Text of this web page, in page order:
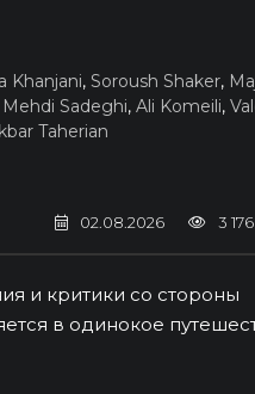
Khanjani, Soroush Shaker,
Mehdi Sadeghi, Ali Komeili,
Taherian
02.08.2026 3 176
и критики со стороны
в одинокое